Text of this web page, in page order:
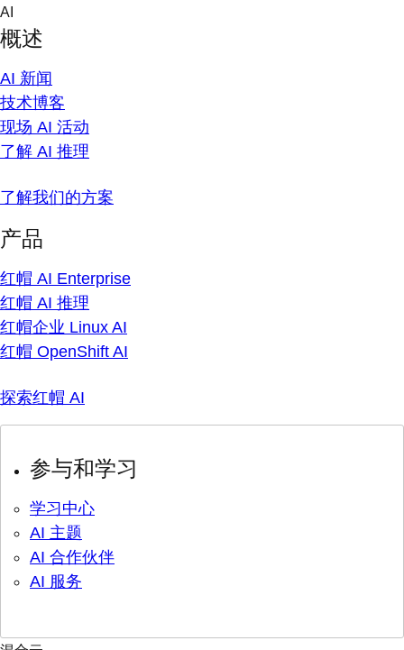
Skip
content
AI
概述
AI 新闻
技术博客
现场 AI 活动
了解 AI 推理
了解我们的方案
产品
红帽 AI Enterprise
红帽 AI 推理
红帽企业 Linux AI
红帽 OpenShift AI
探索红帽 AI
参与和学习
学习中心
AI 主题
AI 合作伙伴
AI 服务